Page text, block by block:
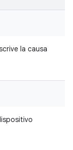
la causa